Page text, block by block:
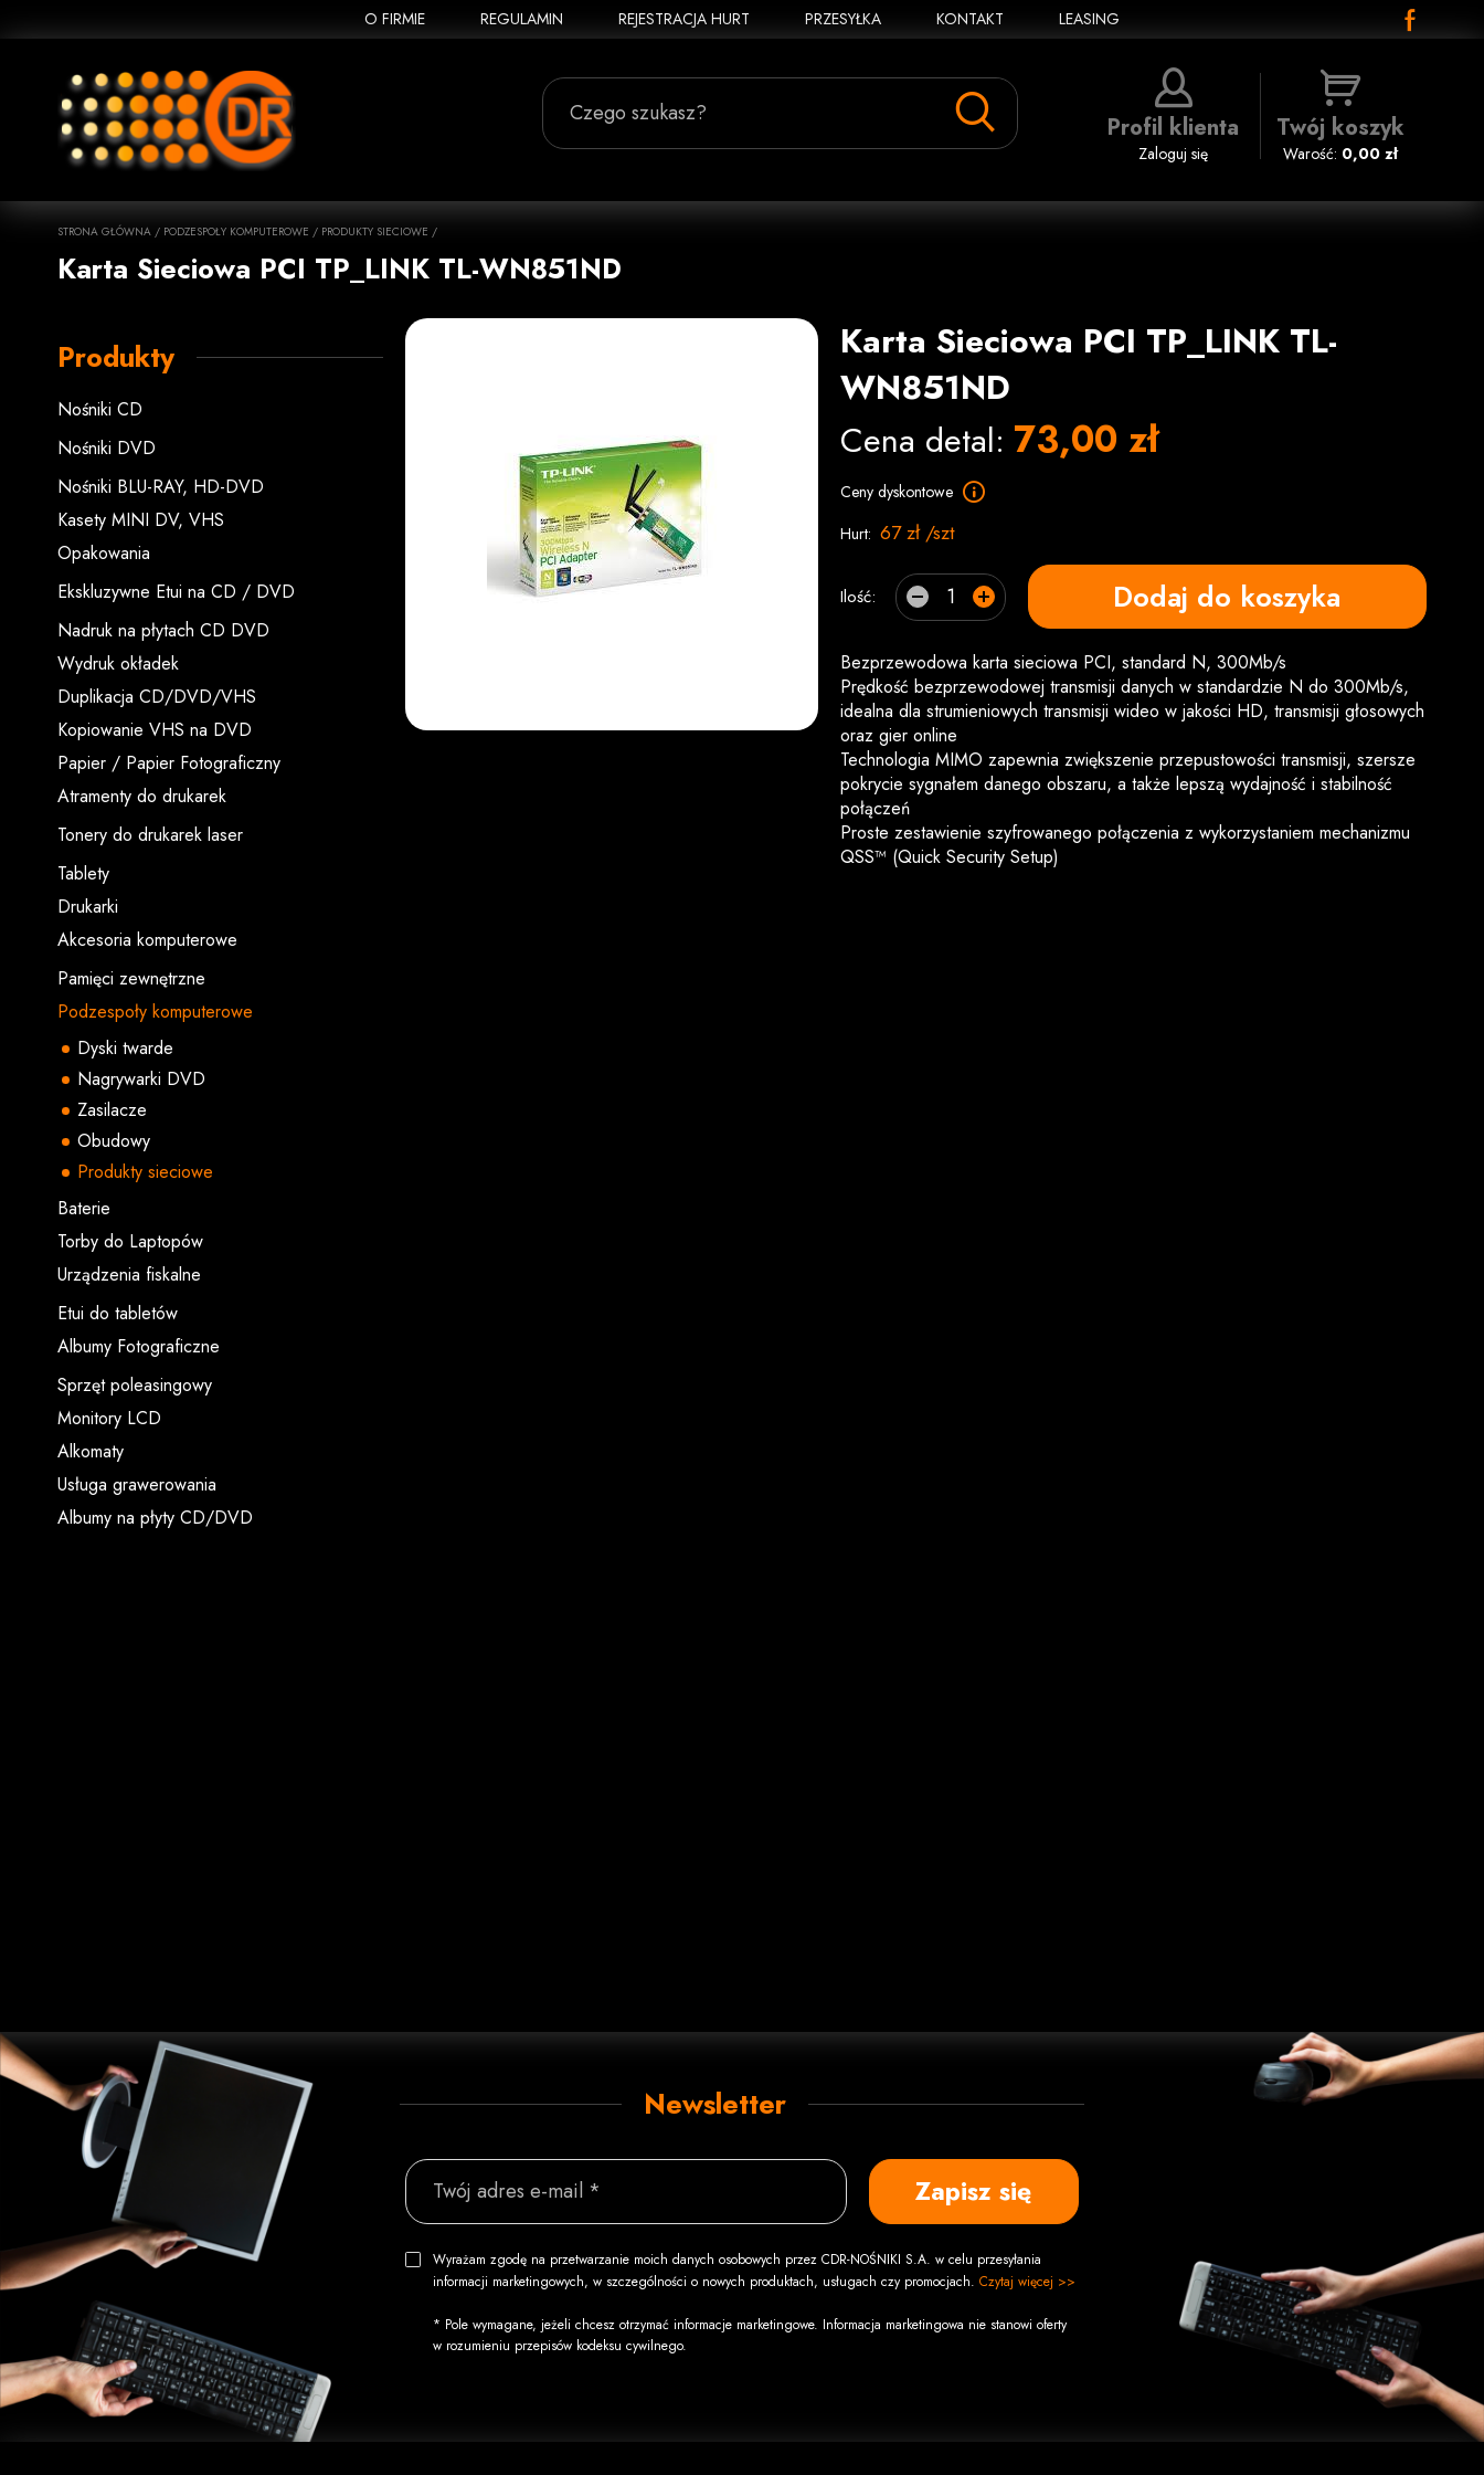
O FIRMIE REGULAMIN REJESTRACJA HURT PRZESYŁKA KONTAKT LEASING
Czego szukasz? Profil klienta
Zaloguj się
Twój koszyk
Warość: 0,00 zł
STRONA GŁÓWNA / PODZESPOŁY KOMPUTEROWE / PRODUKTY SIECIOWE /
Karta Sieciowa PCI TP_LINK TL-WN851ND
Produkty
Nośniki CD
Nośniki DVD
Nośniki BLU-RAY, HD-DVD
Kasety MINI DV, VHS
Opakowania
Ekskluzywne Etui na CD / DVD
Nadruk na płytach CD DVD
Wydruk okładek
Duplikacja CD/DVD/VHS
Kopiowanie VHS na DVD
Papier / Papier Fotograficzny
Atramenty do drukarek
Tonery do drukarek laser
Tablety
Drukarki
Akcesoria komputerowe
Pamięci zewnętrzne
Podzespoły komputerowe
Dyski twarde
Nagrywarki DVD
Zasilacze
Obudowy
Produkty sieciowe
Baterie
Torby do Laptopów
Urządzenia fiskalne
Etui do tabletów
Albumy Fotograficzne
Sprzęt poleasingowy
Monitory LCD
Alkomaty
Usługa grawerowania
Albumy na płyty CD/DVD
Karta Sieciowa PCI TP_LINK TL-
WN851ND
Cena detal: 73,00 zł
Ceny dyskontowe
Hurt: 67 zł /szt
Ilość: Dodaj do koszyka
Bezprzewodowa karta sieciowa PCI, standard N, 300Mb/s
Prędkość bezprzewodowej transmisji danych w standardzie N do 300Mb/s,
idealna dla strumieniowych transmisji wideo w jakości HD, transmisji głosowych
oraz gier online
Technologia MIMO zapewnia zwiększenie przepustowości transmisji, szersze
pokrycie sygnałem danego obszaru, a także lepszą wydajność i stabilność
połączeń
Proste zestawienie szyfrowanego połączenia z wykorzystaniem mechanizmu
QSS™ (Quick Security Setup)
Newsletter
Twój adres e-mail * Zapisz się
Wyrażam zgodę na przetwarzanie moich danych osobowych przez CDR-NOŚNIKI S.A. w celu przesyłania
informacji marketingowych, w szczególności o nowych produktach, usługach czy promocjach. Czytaj więcej >>
* Pole wymagane, jeżeli chcesz otrzymać informacje marketingowe. Informacja marketingowa nie stanowi oferty
w rozumieniu przepisów kodeksu cywilnego.